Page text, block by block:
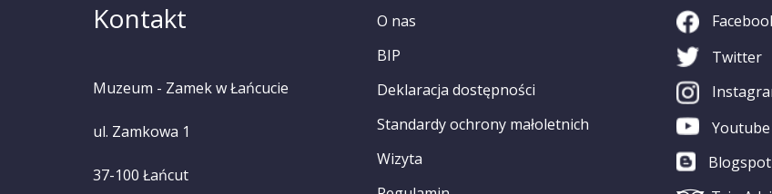
Kontakt
Muzeum - Zamek w Łańcucie
ul. Zamkowa 1
37-100 Łańcut
O nas
BIP
Deklaracja dostępności
Standardy ochrony małoletnich
Wizyta
Twitter
Youtube
Blogspot